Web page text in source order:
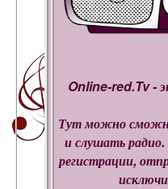
Online-red.Tv -
Тут можно
и слушать
регистрации,